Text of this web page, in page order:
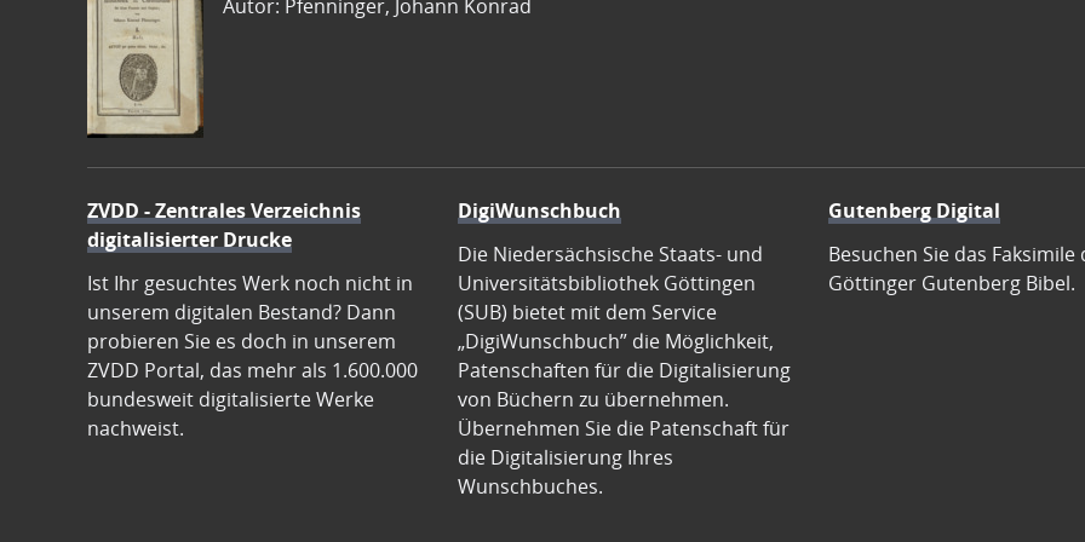
Autor: Pfenninger, Johann Konrad
ZVDD - Zentrales Verzeichnis
digitalisierter Drucke
Ist Ihr gesuchtes Werk noch nicht in
unserem digitalen Bestand? Dann
probieren Sie es doch in unserem
ZVDD Portal, das mehr als 1.600.000
bundesweit digitalisierte Werke
nachweist.
DigiWunschbuch
Die Niedersächsische Staats- und
Universitätsbibliothek Göttingen
(SUB) bietet mit dem Service
„DigiWunschbuch” die Möglichkeit,
Patenschaften für die Digitalisierung
von Büchern zu übernehmen.
Übernehmen Sie die Patenschaft für
die Digitalisierung Ihres
Wunschbuches.
Gutenberg Digital
Besuchen Sie das Faksimile
Göttinger Gutenberg Bibel.